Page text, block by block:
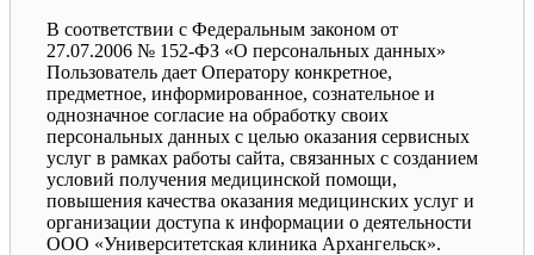
В соответствии с Федеральным законом от
27.07.2006 № 152-ФЗ «О персональных данных»
Пользователь дает Оператору конкретное,
предметное, информированное, сознательное и
однозначное согласие на обработку своих
персональных данных с целью оказания сервисных
услуг в рамках работы сайта, связанных с созданием
условий получения медицинской помощи,
повышения качества оказания медицинских услуг и
организации доступа к информации о деятельности
ООО «Университетская клиника Архангельск».